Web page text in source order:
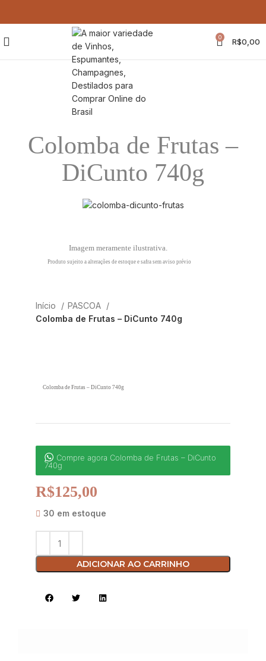
0 R$0,00
Colomba de Frutas –
DiCunto 740g
Imagem meramente ilustrativa.
Produto sujeito a alterações de estoque e safra sem aviso prévio
Início
PASCOA
Colomba de Frutas – DiCunto 740g
Colomba de Frutas – DiCunto 740g
Compre agora Colomba de Frutas – DiCunto
740g
R$125,00
30 em estoque
ADICIONAR AO CARRINHO